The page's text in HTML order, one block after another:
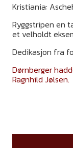
Kristiania:
Ryggstripen en
et velholdt
Dedikasjon fra
Dørnberger
Ragnhild Jølsen.